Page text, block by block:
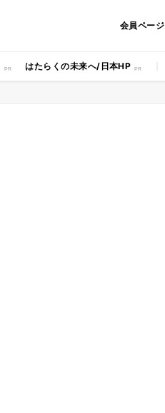
会員ページ
はたらくの未来へ/日本HP